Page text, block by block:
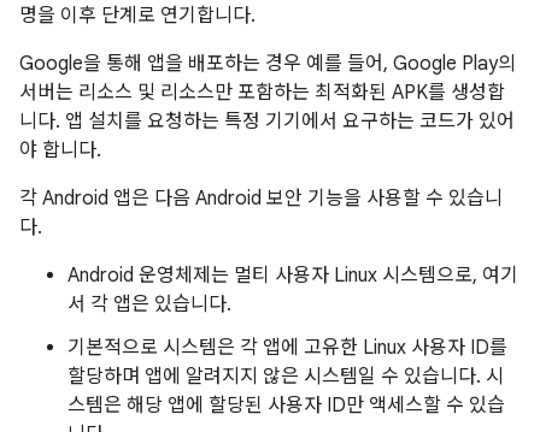
명을 이후 단계로 연기합니다.
Google을 통해 앱을 배포하는 경우 예를 들어, Google Play의
서버는 리소스 및 리소스만 포함하는 최적화된 APK를 생성합
니다. 앱 설치를 요청하는 특정 기기에서 요구하는 코드가 있어
야 합니다.
각 Android 앱은 다음 Android 보안 기능을 사용할 수 있습니
다.
Android 운영체제는 멀티 사용자 Linux 시스템으로, 여기
서 각 앱은 있습니다.
기본적으로 시스템은 각 앱에 고유한 Linux 사용자 ID를
할당하며 앱에 알려지지 않은 시스템일 수 있습니다. 시
스템은 해당 앱에 할당된 사용자 ID만 액세스할 수 있습